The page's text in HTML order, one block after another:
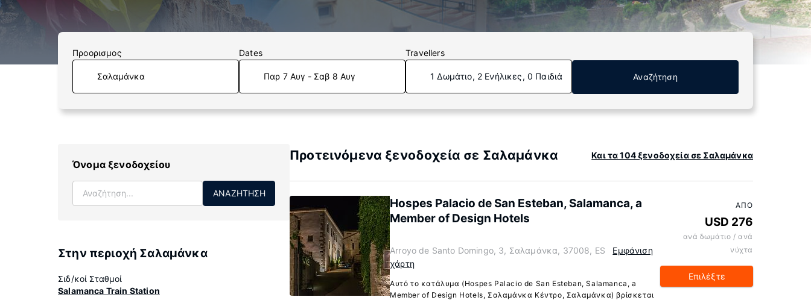
Προορισμος Dates
Παρ 7 Αυγ - Σαβ 8 Αυγ
Travellers
1 Δωμάτιο, 2 Ενήλικες, 0 Παιδιά Αναζήτηση
Όνομα ξενοδοχείου
ΑΝΑΖΉΤΗΣΗ
Στην περιοχή Σαλαμάνκα
Σιδ/κοί Σταθμοί
Salamanca Train Station
Προτεινόμενα ξενοδοχεία σε Σαλαμάνκα Και τα 104 ξενοδοχεία σε Σαλαμάνκα
Hospes Palacio de San Esteban, Salamanca, a
Member of Design Hotels
Arroyo de Santo Domingo, 3, Σαλαμάνκα, 37008, ES
Εμφάνιση
χάρτη
Αυτό το κατάλυμα (Hospes Palacio de San Esteban, Salamanca, a
Member of Design Hotels, Σαλαμάνκα Κέντρο, Σαλαμάνκα) βρίσκεται
ΑΠΌ
USD 276
ανά δωμάτιο / ανά
νύχτα
Επιλέξτε